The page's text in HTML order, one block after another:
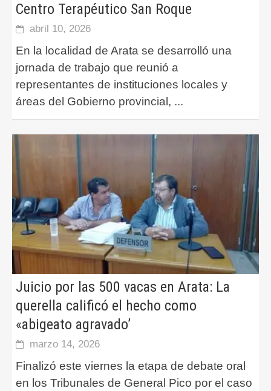
Centro Terapéutico San Roque
abril 10, 2026
En la localidad de Arata se desarrolló una
jornada de trabajo que reunió a
representantes de instituciones locales y
áreas del Gobierno provincial, ...
Juicio por las 500 vacas en Arata: La
querella calificó el hecho como
«abigeato agravado’
marzo 14, 2026
Finalizó este viernes la etapa de debate oral
en los Tribunales de General Pico por el caso